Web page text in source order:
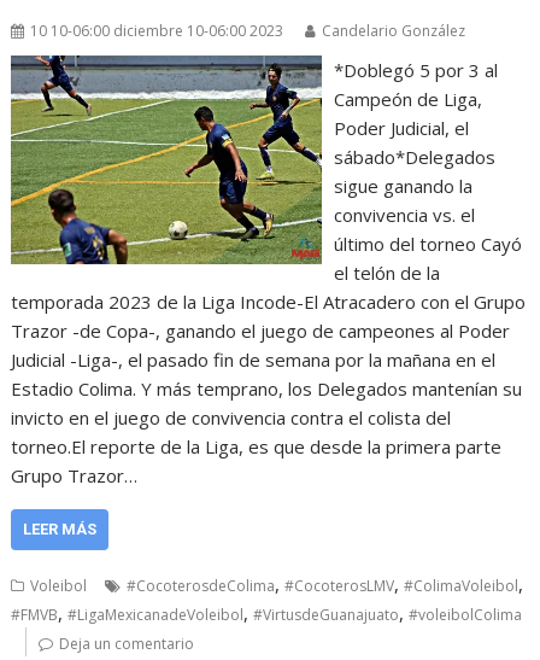
10 10-06:00 diciembre 10-06:00 2023 Candelario González
*Doblegó 5 por 3 al
Campeón de Liga,
Poder Judicial, el
sábado*Delegados
sigue ganando la
convivencia vs. el
último del torneo Cayó
el telón de la
temporada 2023 de la Liga Incode-El Atracadero con el Grupo
Trazor -de Copa-, ganando el juego de campeones al Poder
Judicial -Liga-, el pasado fin de semana por la mañana en el
Estadio Colima. Y más temprano, los Delegados mantenían su
invicto en el juego de convivencia contra el colista del
torneo.El reporte de la Liga, es que desde la primera parte
Grupo Trazor…
LEER MÁS
Voleibol #CocoterosdeColima,#CocoterosLMV,#ColimaVoleibol,
#FMVB,#LigaMexicanadeVoleibol,#VirtusdeGuanajuato,#voleibolColima
Deja un comentario